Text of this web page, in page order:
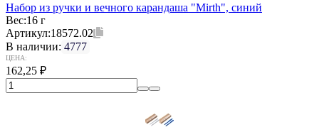
Набор из ручки и вечного карандаша "Mirth", синий
Вес:16 г
Артикул:18572.02
В наличии: 4777
ЦЕНА:
162,25 ₽